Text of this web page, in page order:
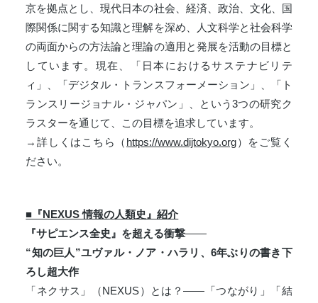
京を拠点とし、現代日本の社会、経済、政治、文化、国
際関係に関する知識と理解を深め、人文科学と社会科学
の両面からの方法論と理論の適用と発展を活動の目標と
しています。現在、「日本におけるサステナビリテ
ィ」、「デジタル・トランスフォーメーション」、「ト
ランスリージョナル・ジャパン」、という3つの研究ク
ラスターを通じて、この目標を追求しています。
→詳しくはこちら（ https://www.dijtokyo.org）をご覧く
ださい。
■『NEXUS 情報の人類史』紹介
『サピエンス全史』を超える衝撃——
“知の巨人”ユヴァル・ノア・ハラリ、6年ぶりの書き下
ろし超大作
「ネクサス」（NEXUS）とは？——「つながり」「結